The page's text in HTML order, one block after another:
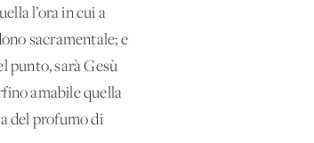
l’ora in cui a
sacramentale; e
punto, sarà Gesù
amabile quella
del profumo di